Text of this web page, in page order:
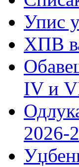
Упис
ХПВ
IV и
2026-